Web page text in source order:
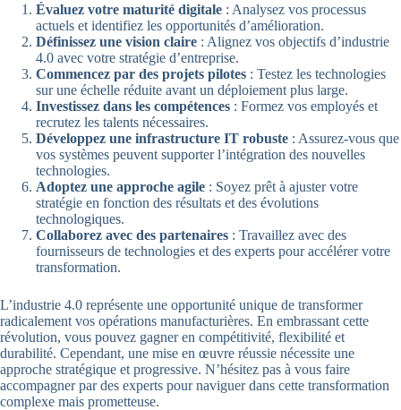
Évaluez votre maturité digitale : Analysez vos processus
actuels et identifiez les opportunités d’amélioration.
Définissez une vision claire : Alignez vos objectifs d’industrie
4.0 avec votre stratégie d’entreprise.
Commencez par des projets pilotes : Testez les technologies
sur une échelle réduite avant un déploiement plus large.
Investissez dans les compétences : Formez vos employés et
recrutez les talents nécessaires.
Développez une infrastructure IT robuste : Assurez-vous que
vos systèmes peuvent supporter l’intégration des nouvelles
technologies.
Adoptez une approche agile : Soyez prêt à ajuster votre
stratégie en fonction des résultats et des évolutions
technologiques.
Collaborez avec des partenaires : Travaillez avec des
fournisseurs de technologies et des experts pour accélérer votre
transformation.
L’industrie 4.0 représente une opportunité unique de transformer
radicalement vos opérations manufacturières. En embrassant cette
révolution, vous pouvez gagner en compétitivité, flexibilité et
durabilité. Cependant, une mise en œuvre réussie nécessite une
approche stratégique et progressive. N’hésitez pas à vous faire
accompagner par des experts pour naviguer dans cette transformation
complexe mais prometteuse.